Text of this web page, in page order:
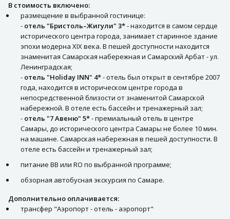
В стоимость включено:
размещение в выбранной гостинице:
- отель "Бристоль–Жигули" 3*- находится в самом сердце
исторического центра города, занимает старинное здание
эпохи модерна XIX века. В пешей доступности находится
знаменитая Самарская набережная и Самарский Арбат - ул.
Ленинградская;
- отель "Holiday INN" 4*- отель был открыт в сентябре 2007
года, находится в историческом центре города в
непосредственной близости от знаменитой Самарской
набережной. В отеле есть бассейн и тренажерный зал;
- отель "7 Авеню" 5*- премиальный отель в центре
Самары, до исторического центра Самары не более 10 мин.
на машине. Самарская набережная в пешей доступности. В
отеле есть бассейн и тренажерный зал;
питание BB или RO по выбранной программе;
обзорная автобусная экскурсия по Самаре.
Дополнительно оплачивается:
трансфер "Аэропорт - отель - аэропорт"